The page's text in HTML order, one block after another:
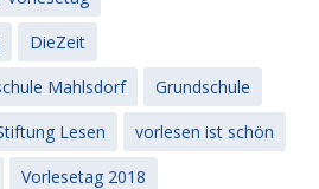
DieZeit
Mahlsdorf
Grundschule
Lesen
vorlesen ist schön
Vorlesetag 2018